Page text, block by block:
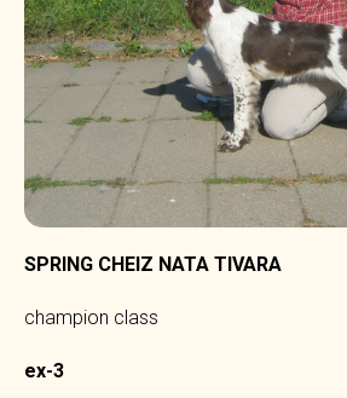
SPRING CHEIZ NATA TIVARA
champion class
ex-3